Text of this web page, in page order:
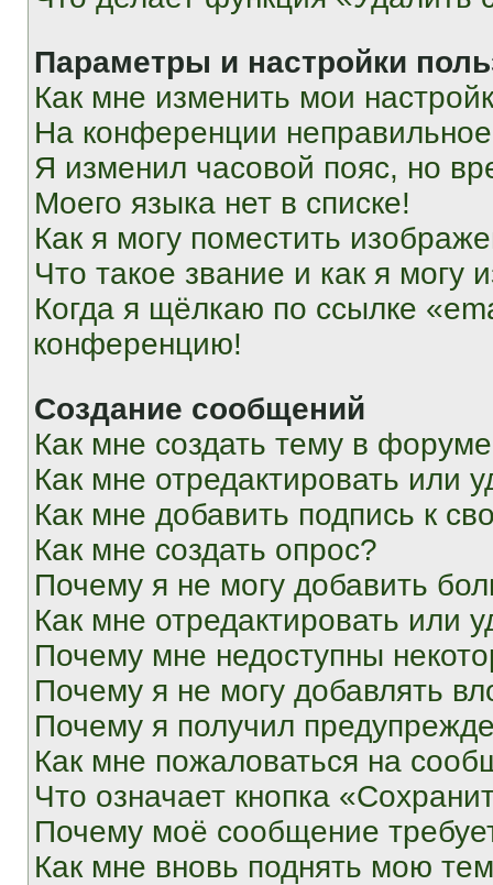
Параметры и настройки
Как мне изменить мои
На конференции
Я изменил часовой пояс, но
Моего языка нет в списке!
Как я могу поместить
Что такое звание и как я могу
Когда я щёлкаю по ссылке
конференцию!
Создание сообщений
Как мне создать тему в
Как мне отредактировать или
Как мне добавить подпись к
Как мне создать опрос?
Почему я не могу добавить
Как мне отредактировать или
Почему мне недоступны
Почему я не могу добавлять
Почему я получил
Как мне пожаловаться на
Что означает кнопка
Почему моё сообщение
Как мне вновь поднять мою